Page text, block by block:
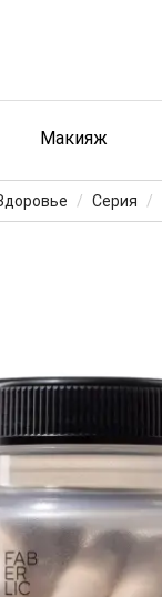
Макияж
Серия